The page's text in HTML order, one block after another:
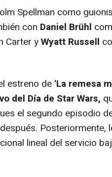
Spellman como
con Daniel Brühl
Carter yWyatt Russell
estreno de 'La remesa
del Día de Star Wars,
el segundo episodio
Posteriormente,
lineal del servicio